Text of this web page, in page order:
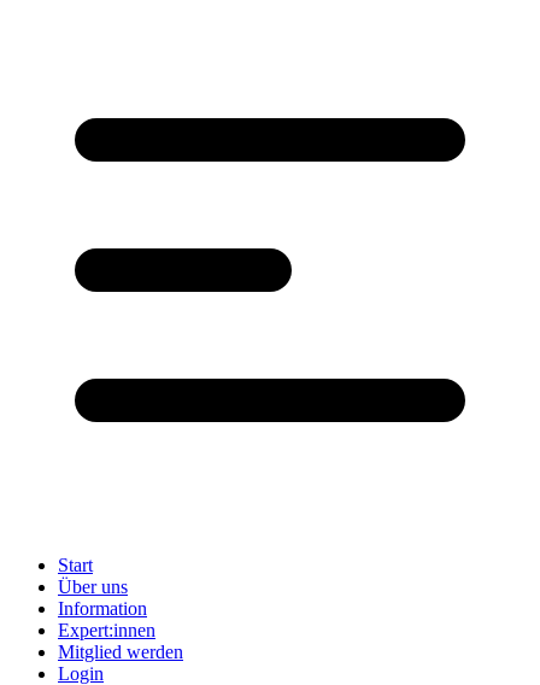
Start
Über uns
Information
Expert:innen
Mitglied werden
Login